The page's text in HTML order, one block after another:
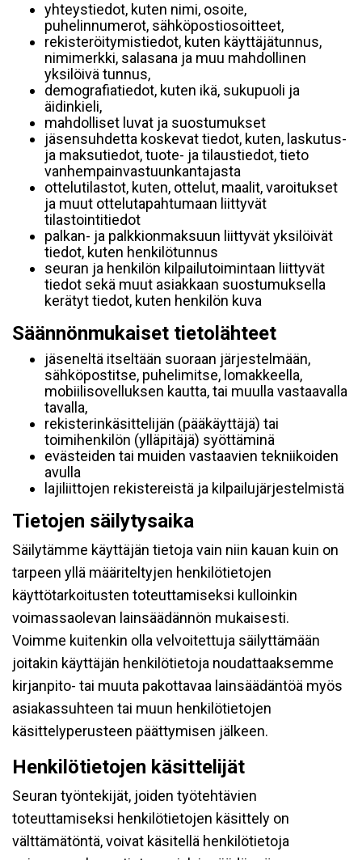
yhteystiedot, kuten nimi, osoite,
puhelinnumerot, sähköpostiosoitteet,
rekisteröitymistiedot, kuten käyttäjätunnus,
nimimerkki, salasana ja muu mahdollinen
yksilöivä tunnus,
demografiatiedot, kuten ikä, sukupuoli ja
äidinkieli,
mahdolliset luvat ja suostumukset
jäsensuhdetta koskevat tiedot, kuten, laskutus-
ja maksutiedot, tuote- ja tilaustiedot, tieto
vanhempainvastuunkantajasta
ottelutilastot, kuten, ottelut, maalit, varoitukset
ja muut ottelutapahtumaan liittyvät
tilastointitiedot
palkan- ja palkkionmaksuun liittyvät yksilöivät
tiedot, kuten henkilötunnus
seuran ja henkilön kilpailutoimintaan liittyvät
tiedot sekä muut asiakkaan suostumuksella
kerätyt tiedot, kuten henkilön kuva
Säännönmukaiset tietolähteet
jäseneltä itseltään suoraan järjestelmään,
sähköpostitse, puhelimitse, lomakkeella,
mobiilisovelluksen kautta, tai muulla vastaavalla
tavalla,
rekisterinkäsittelijän (pääkäyttäjä) tai
toimihenkilön (ylläpitäjä) syöttäminä
evästeiden tai muiden vastaavien tekniikoiden
avulla
lajiliittojen rekistereistä ja kilpailujärjestelmistä
Tietojen säilytysaika
Säilytämme käyttäjän tietoja vain niin kauan kuin on
tarpeen yllä määriteltyjen henkilötietojen
käyttötarkoitusten toteuttamiseksi kulloinkin
voimassaolevan lainsäädännön mukaisesti.
Voimme kuitenkin olla velvoitettuja säilyttämään
joitakin käyttäjän henkilötietoja noudattaaksemme
kirjanpito- tai muuta pakottavaa lainsäädäntöä myös
asiakassuhteen tai muun henkilötietojen
käsittelyperusteen päättymisen jälkeen.
Henkilötietojen käsittelijät
Seuran työntekijät, joiden työtehtävien
toteuttamiseksi henkilötietojen käsittely on
välttämätöntä, voivat käsitellä henkilötietoja